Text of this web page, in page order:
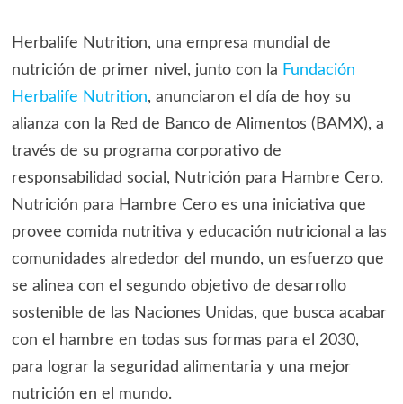
Herbalife Nutrition, una empresa mundial de
nutrición de primer nivel, junto con la Fundación
Herbalife Nutrition, anunciaron el día de hoy su
alianza con la Red de Banco de Alimentos (BAMX), a
través de su programa corporativo de
responsabilidad social, Nutrición para Hambre Cero.
Nutrición para Hambre Cero es una iniciativa que
provee comida nutritiva y educación nutricional a las
comunidades alrededor del mundo, un esfuerzo que
se alinea con el segundo objetivo de desarrollo
sostenible de las Naciones Unidas, que busca acabar
con el hambre en todas sus formas para el 2030,
para lograr la seguridad alimentaria y una mejor
nutrición en el mundo.